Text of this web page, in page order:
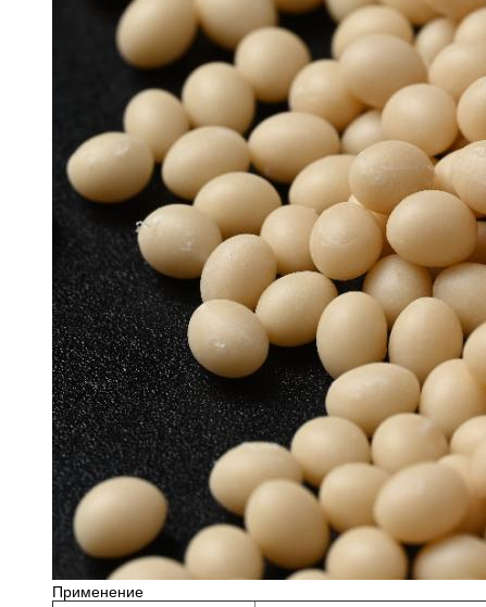
Применение